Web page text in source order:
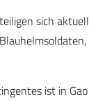
sich aktuell
ist in Gao